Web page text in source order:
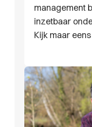
management
inzetbaar
Kijk maar